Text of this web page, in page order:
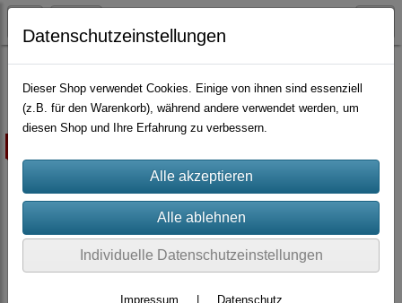
Container-Rosen
Datenschutzeinstellungen
Dieser Shop verwendet Cookies. Einige von ihnen sind essenziell
(z.B. für den Warenkorb), während andere verwendet werden, um
diesen Shop und Ihre Erfahrung zu verbessern.
Individuelle Datenschutzeinstellungen
Impressum Datenschutz